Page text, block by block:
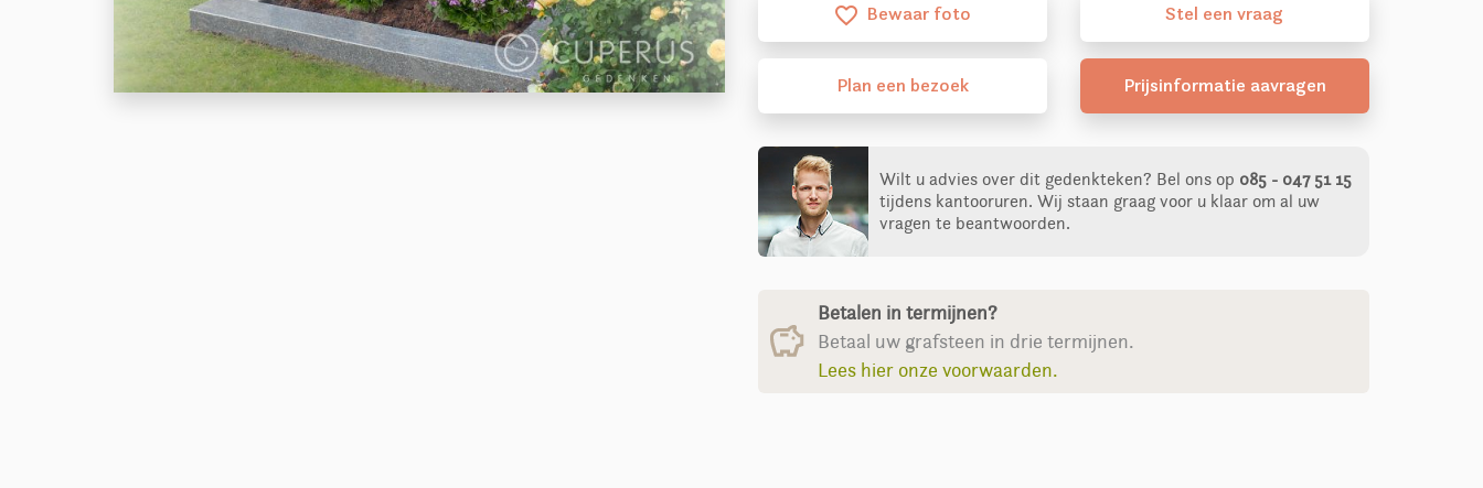
favorite_border Bewaar foto Stel een vraag
Plan een bezoek Prijsinformatie aavragen
Wilt u advies over dit gedenkteken? Bel ons op 085 - 047 51 15
tijdens kantooruren. Wij staan graag voor u klaar om al uw
vragen te beantwoorden.
Betalen in termijnen?
Betaal uw grafsteen in drie termijnen.
Lees hier onze voorwaarden.